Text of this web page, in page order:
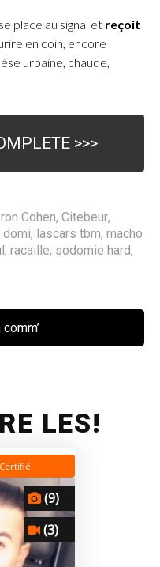
place au signal et reçoit
en coin, encore
urbaine, chaude,
>>>
Cohen, Citebeur,
domi, lascars tbm, macho
, racaille, sodomie hard,
LES!